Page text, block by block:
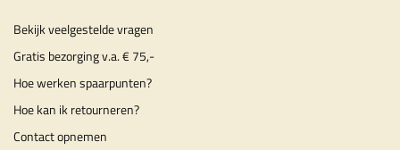
Bekijk veelgestelde vragen
Gratis bezorging v.a. € 75,-
Hoe werken spaarpunten?
Hoe kan ik retourneren?
Contact opnemen